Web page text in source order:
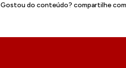
Gostou do conteúdo? compartilhe com